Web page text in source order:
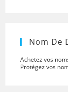
Nom De
Achetez vos
Protégez vos